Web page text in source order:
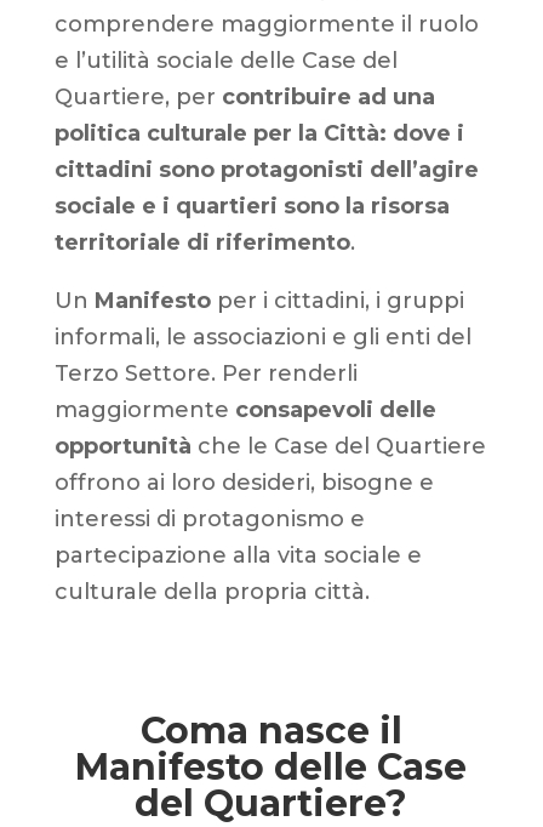
comprendere maggiormente il ruolo
e l’utilità sociale delle Case del
Quartiere, per contribuire ad una
politica culturale per la Città: dove i
cittadini sono protagonisti dell’agire
sociale e i quartieri sono la risorsa
territoriale di riferimento.
Un Manifestoper i cittadini, i gruppi
informali, le associazioni e gli enti del
Terzo Settore. Per renderli
maggiormente consapevoli delle
opportunità che le Case del Quartiere
offrono ai loro desideri, bisogne e
interessi di protagonismo e
partecipazione alla vita sociale e
culturale della propria città.
Coma nasce il
Manifesto delle Case
del Quartiere?